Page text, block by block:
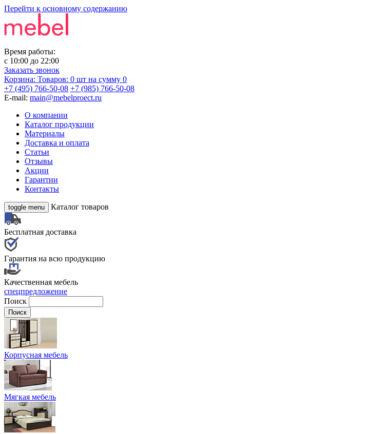
Перейти к основному содержанию
Время работы:
с 10:00 до 22:00
Заказать звонок
Корзина: Товаров: 0 шт на сумму 0
+7 (495) 766-50-08 +7 (985) 766-50-08
E-mail: main@mebelproect.ru
О компании
Каталог продукции
Материалы
Доставка и оплата
Статьи
Отзывы
Акции
Гарантии
Контакты
toggle menu Каталог товаров
Бесплатная доставка
Гарантия на всю продукцию
Качественная мебель
спецпредложение
Поиск
Корпусная мебель
Мягкая мебель